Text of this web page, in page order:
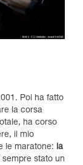
Poi ha fatto
la corsa
ha corso
il mio
le maratone: la
stato un